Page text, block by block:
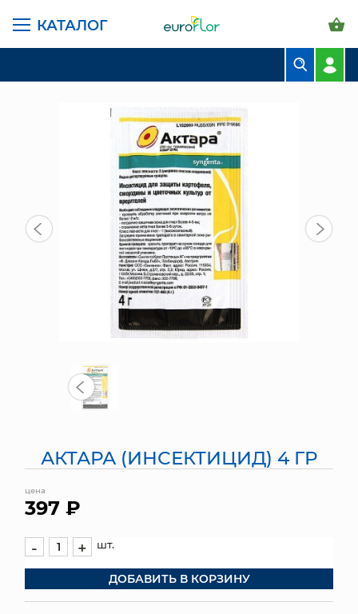
КАТАЛОГ
ЦВЕТЫ В ПАЧКАХ
СВАДЕБНАЯ ФЛОРИСТИКА
КОМНАТНЫЕ РАСТЕНИЯ
ГОРШКИ И КАШПО
ГРУНТЫ И УДОБРЕНИЯ
ПРЕДМЕТЫ ИНТЕРЬЕРА
ЯЩИКИ
ПОДАРОЧНЫЕ КАРТЫ
ГЛАВНАЯ СТРАНИЦА КАТАЛОГ
ГРУНТЫ И УДОБРЕНИЯ
АКТАРА (ИНСЕКТИЦИД) 4 ГР
цена
397 ₽
- + шт.
ДОБАВИТЬ В КОРЗИНУ